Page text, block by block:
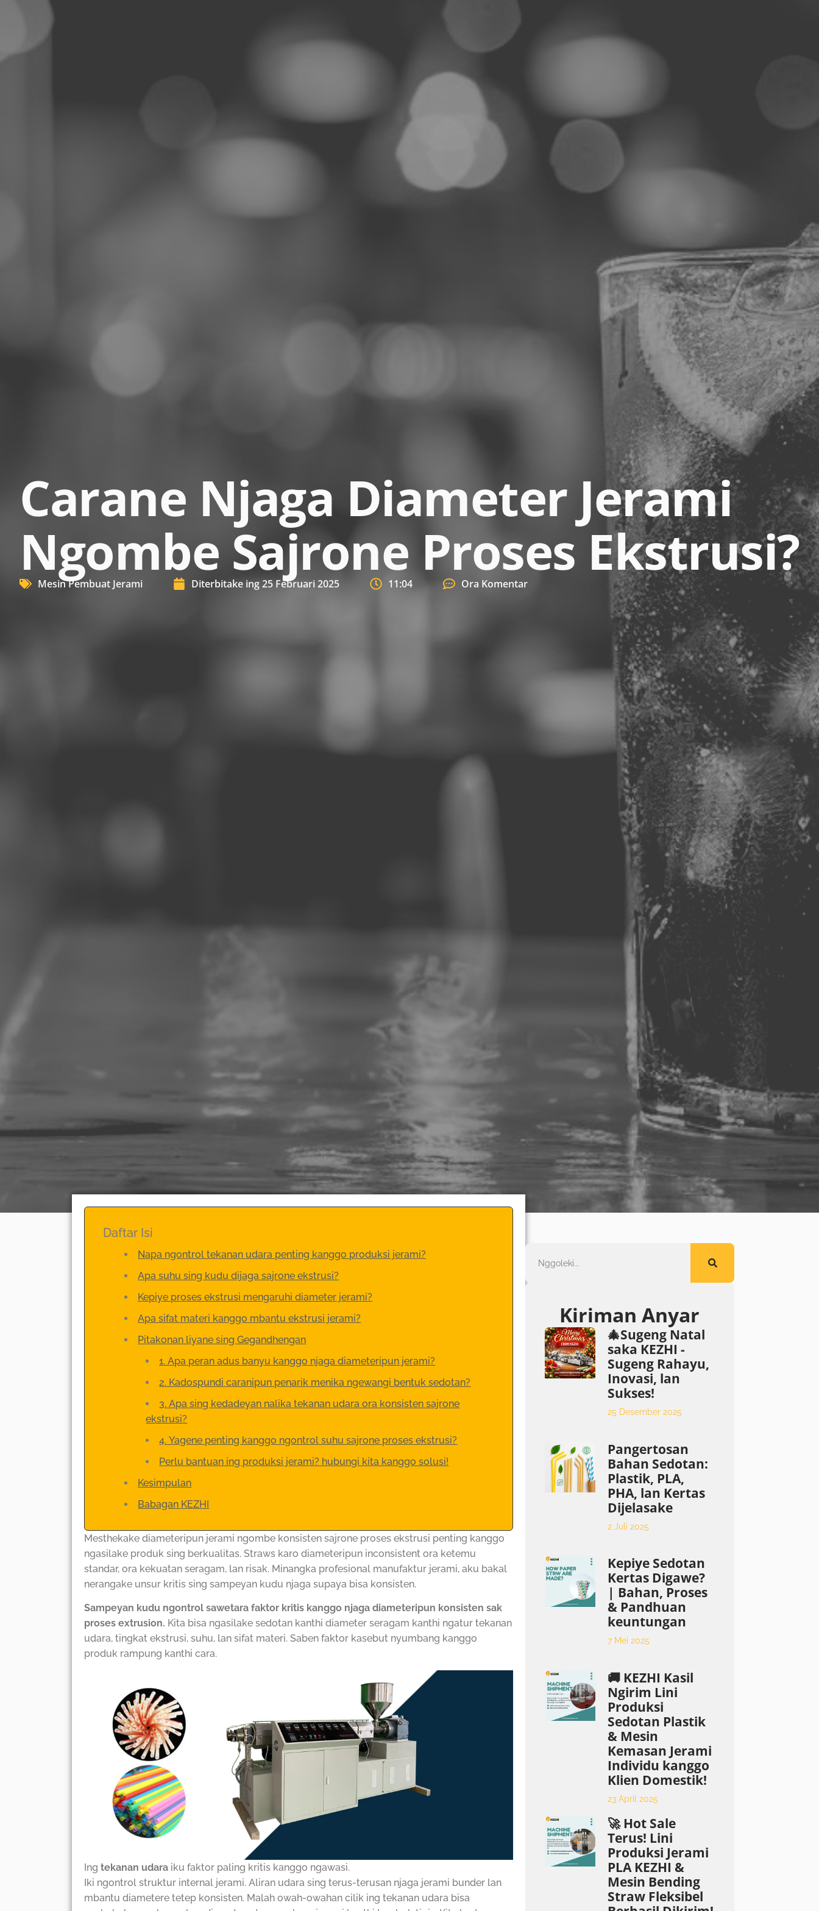
Carane Njaga Diameter Jerami
Ngombe Sajrone Proses Ekstrusi?
Mesin Pembuat Jerami Diterbitake ing25 Februari 2025 11:04 Ora Komentar
Daftar Isi
Napa ngontrol tekanan udara penting kanggo produksi jerami?
Apa suhu sing kudu dijaga sajrone ekstrusi?
Kepiye proses ekstrusi mengaruhi diameter jerami?
Apa sifat materi kanggo mbantu ekstrusi jerami?
Pitakonan liyane sing Gegandhengan
1. Apa peran adus banyu kanggo njaga diameteripun jerami?
2. Kadospundi caranipun penarik menika ngewangi bentuk sedotan?
3. Apa sing kedadeyan nalika tekanan udara ora konsisten sajrone
ekstrusi?
4. Yagene penting kanggo ngontrol suhu sajrone proses ekstrusi?
Perlu bantuan ing produksi jerami? hubungi kita kanggo solusi!
Kesimpulan
Babagan KEZHI
Mesthekake diameteripun jerami ngombe konsisten sajrone proses ekstrusi penting kanggo
ngasilake produk sing berkualitas. Straws karo diameteripun inconsistent ora ketemu
standar, ora kekuatan seragam, lan risak. Minangka profesional manufaktur jerami, aku bakal
nerangake unsur kritis sing sampeyan kudu njaga supaya bisa konsisten.
Sampeyan kudu ngontrol sawetara faktor kritis kanggo njaga diameteripun konsisten sak
proses extrusion. Kita bisa ngasilake sedotan kanthi diameter seragam kanthi ngatur tekanan
udara, tingkat ekstrusi, suhu, lan sifat materi. Saben faktor kasebut nyumbang kanggo
produk rampung kanthi cara.
Ing tekanan udara iku faktor paling kritis kanggo ngawasi.
Iki ngontrol struktur internal jerami. Aliran udara sing terus-terusan njaga jerami bunder lan
mbantu diametere tetep konsisten. Malah owah-owahan cilik ing tekanan udara bisa
Kiriman Anyar
🎄Sugeng Natal
saka KEZHI -
Sugeng Rahayu,
Inovasi, lan
Sukses!
25 Desember 2025
Pangertosan
Bahan Sedotan:
Plastik, PLA,
PHA, lan Kertas
Dijelasake
2 Juli 2025
Kepiye Sedotan
Kertas Digawe?
| Bahan, Proses
& Pandhuan
keuntungan
7 Mei 2025
🚚 KEZHI Kasil
Ngirim Lini
Produksi
Sedotan Plastik
& Mesin
Kemasan Jerami
Individu kanggo
Klien Domestik!
23 April 2025
🚀 Hot Sale
Terus! Lini
Produksi Jerami
PLA KEZHI &
Mesin Bending
Straw Fleksibel